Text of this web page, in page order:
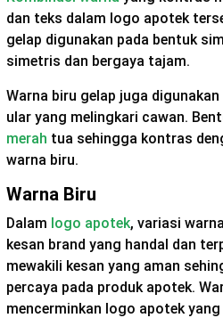
dan teks dalam logo apotek
gelap digunakan pada bentuk
simetris dan bergaya tajam.
Warna biru gelap juga
ular yang melingkari cawan.
merah tua sehingga kontras
warna biru.
Warna Biru
Dalam logo apotek, variasi
kesan brand yang handal dan
mewakili kesan yang aman
percaya pada produk apotek.
mencerminkan logo apotek